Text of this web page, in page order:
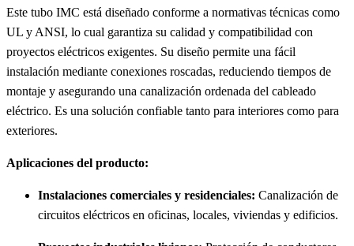
Este tubo IMC está diseñado conforme a normativas técnicas como
UL y ANSI, lo cual garantiza su calidad y compatibilidad con
proyectos eléctricos exigentes. Su diseño permite una fácil
instalación mediante conexiones roscadas, reduciendo tiempos de
montaje y asegurando una canalización ordenada del cableado
eléctrico. Es una solución confiable tanto para interiores como para
exteriores.
Aplicaciones del producto:
Instalaciones comerciales y residenciales: Canalización de
circuitos eléctricos en oficinas, locales, viviendas y edificios.